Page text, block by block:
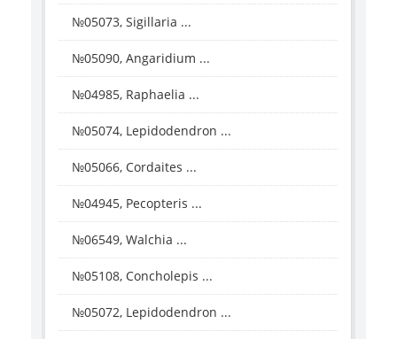
№05073, Sigillaria ...
№05090, Angaridium ...
№04985, Raphaelia ...
№05074, Lepidodendron ...
№05066, Cordaites ...
№04945, Pecopteris ...
№06549, Walchia ...
№05108, Concholepis ...
№05072, Lepidodendron ...